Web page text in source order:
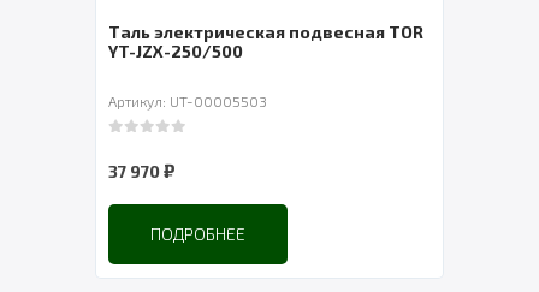
Таль электрическая подвесная TOR
YT-JZX-250/500
Артикул: UT-00005503
₽
ПОДРОБНЕЕ